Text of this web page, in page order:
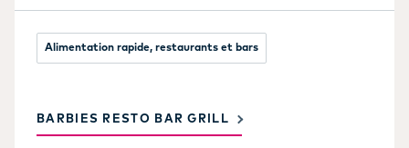
Alimentation rapide, restaurants et bars
BARBIES RESTO BAR GRILL